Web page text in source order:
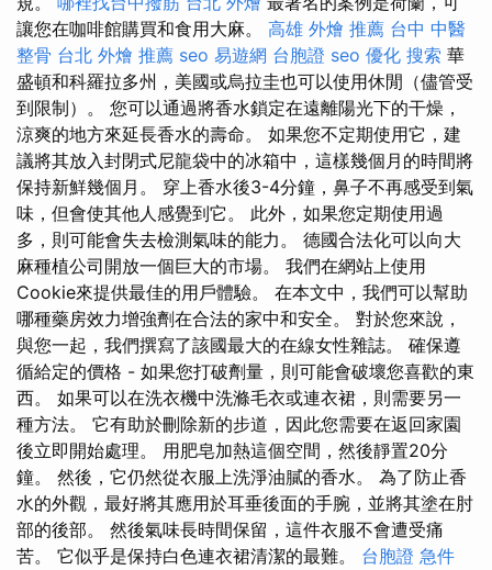
讓您在咖啡館購買和食用大麻。 高雄 外燴 推薦 台中 中醫
整骨 台北 外燴 推薦 seo 易遊網 台胞證 seo 優化 搜索 華
盛頓和科羅拉多州，美國或烏拉圭也可以使用休閒（儘管受
到限制）。 您可以通過將香水鎖定在遠離陽光下的干燥，
涼爽的地方來延長香水的壽命。 如果您不定期使用它，建
議將其放入封閉式尼龍袋中的冰箱中，這樣幾個月的時間將
保持新鮮幾個月。 穿上香水後3-4分鐘，鼻子不再感受到氣
味，但會使其他人感覺到它。 此外，如果您定期使用過
多，則可能會失去檢測氣味的能力。 德國合法化可以向大
麻種植公司開放一個巨大的市場。 我們在網站上使用
Cookie來提供最佳的用戶體驗。 在本文中，我們可以幫助
哪種藥房效力增強劑在合法的家中和安全。 對於您來說，
與您一起，我們撰寫了該國最大的在線女性雜誌。 確保遵
循給定的價格 - 如果您打破劑量，則可能會破壞您喜歡的東
西。 如果可以在洗衣機中洗滌毛衣或連衣裙，則需要另一
種方法。 它有助於刪除新的步道，因此您需要在返回家園
後立即開始處理。 用肥皂加熱這個空間，然後靜置20分
鐘。 然後，它仍然從衣服上洗淨油膩的香水。 為了防止香
水的外觀，最好將其應用於耳垂後面的手腕，並將其塗在肘
部的後部。 然後氣味長時間保留，這件衣服不會遭受痛
苦。 它似乎是保持白色連衣裙清潔的最難。 台胞證 急件